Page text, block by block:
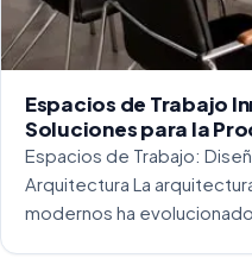
Espacios de Trabajo
Soluciones para la
Espacios de Trabajo:
Arquitectura La
modernos ha